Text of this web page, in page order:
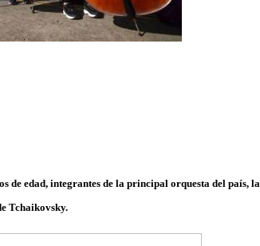
de edad, integrantes de la principal orquesta del país, la
Tchaikovsky.